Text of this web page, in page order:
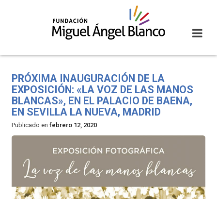
PRÓXIMA INAUGURACIÓN DE LA
EXPOSICIÓN: «LA VOZ DE LAS MANOS
BLANCAS», EN EL PALACIO DE BAENA,
EN SEVILLA LA NUEVA, MADRID
Publicado en febrero 12, 2020